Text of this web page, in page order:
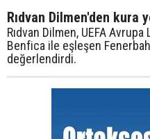
Rıdvan Dilmen'den kura
Rıdvan Dilmen, UEFA
Benfica ile eşleşen
değerlendirdi.